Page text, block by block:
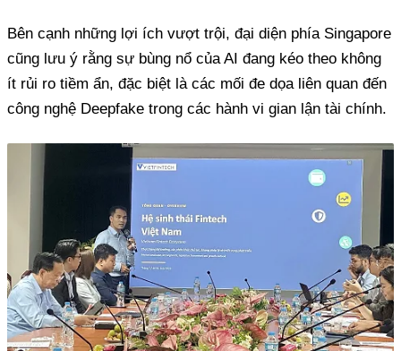
Bên cạnh những lợi ích vượt trội, đại diện phía Singapore
cũng lưu ý rằng sự bùng nổ của AI đang kéo theo không
ít rủi ro tiềm ẩn, đặc biệt là các mối đe dọa liên quan đến
công nghệ Deepfake trong các hành vi gian lận tài chính.